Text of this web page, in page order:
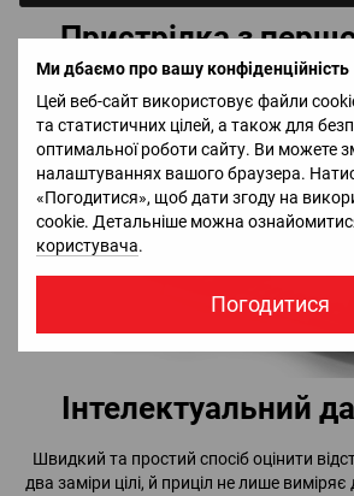
Ми дбаємо про вашу конфіденційність
Цей веб-сайт використовує файли
та статистичних цілей, а також для
оптимальної роботи сайту. Ви можете
налаштуваннях вашого браузера.
«Погодитися», щоб дати згоду на
cookie. Детальніше можна
користувача.
Погодитися
Пристрілка з
постріл, відкоректуйте положення
Інтелектуальний
Швидкий та простий спосіб оцінити
два заміри цілі, й приціл не лише виміряє